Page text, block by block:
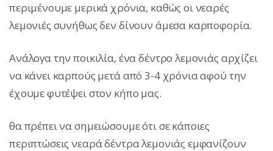
περιμένουμε μερικά χρόνια, καθώς οι νεαρές
λεμονιές συνήθως δεν δίνουν άμεσα καρποφορία.
Ανάλογα την ποικιλία, ένα δέντρο λεμονιάς αρχίζει
να κάνει καρπούς μετά από 3-4 χρόνια αφού την
έχουμε φυτέψει στον κήπο μας.
θα πρέπει να σημειώσουμε ότι σε κάποιες
περιπτώσεις νεαρά δέντρα λεμονιάς εμφανίζουν